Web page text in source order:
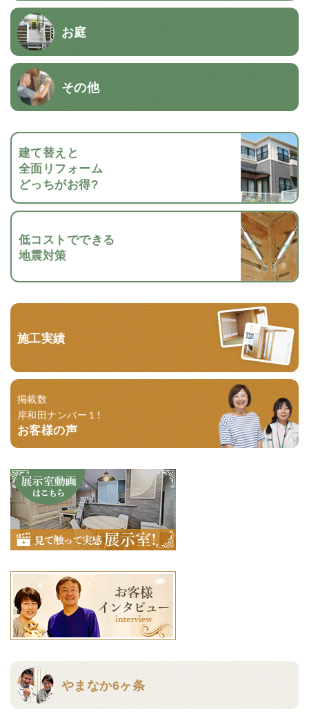
お庭
その他
建て替えと
全面リフォーム
どっちがお得?
低コストでできる
地震対策
施工実績
掲載数
岸和田ナンバー１！
お客様の声
やまなか6ヶ条